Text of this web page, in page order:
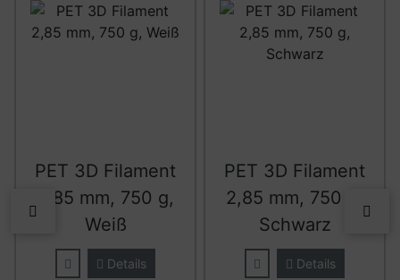
PET 3D Filament
2,85 mm, 750 g,
Weiß
Details
PET 3D Filament
2,85 mm, 750 g,
Schwarz
Details